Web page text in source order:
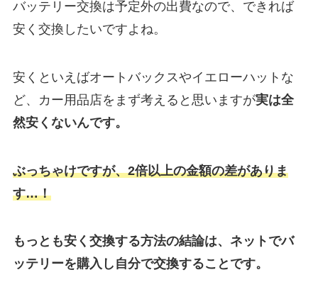
バッテリー交換は予定外の出費なので、できれば
安く交換したいですよね。
安くといえばオートバックスやイエローハットな
ど、カー用品店をまず考えると思いますが実は全
然安くないんです。
ぶっちゃけですが、2倍以上の金額の差がありま
す…！
もっとも安く交換する方法の結論は、ネットでバ
ッテリーを購入し自分で交換することです。